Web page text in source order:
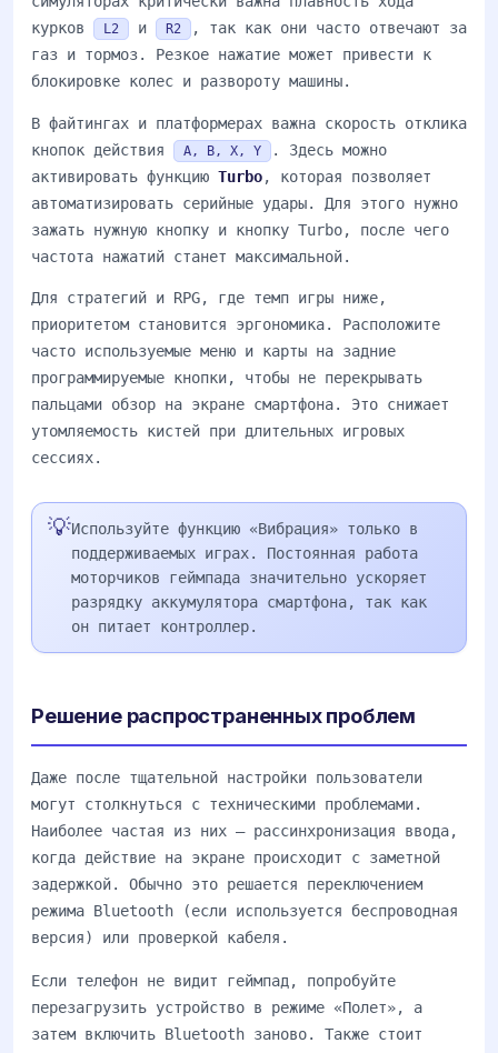
курков
L2 и R2
, так как они часто отвечают за
газ и тормоз. Резкое нажатие может привести к
блокировке колес и развороту машины.
В файтингах и платформерах важна скорость отклика
кнопок действия
A, B, X, Y
. Здесь можно
активировать функцию Turbo, которая позволяет
автоматизировать серийные удары. Для этого нужно
зажать нужную кнопку и кнопку Turbo, после чего
частота нажатий станет максимальной.
Для стратегий и RPG, где темп игры ниже,
приоритетом становится эргономика. Расположите
часто используемые меню и карты на задние
программируемые кнопки, чтобы не перекрывать
пальцами обзор на экране смартфона. Это снижает
утомляемость кистей при длительных игровых
сессиях.
💡Используйте функцию «Вибрация» только в
поддерживаемых играх. Постоянная работа
моторчиков геймпада значительно ускоряет
разрядку аккумулятора смартфона, так как
он питает контроллер.
Решение распространенных проблем
Даже после тщательной настройки пользователи
могут столкнуться с техническими проблемами.
Наиболее частая из них — рассинхронизация ввода,
когда действие на экране происходит с заметной
задержкой. Обычно это решается переключением
режима Bluetooth (если используется беспроводная
версия) или проверкой кабеля.
Если телефон не видит геймпад, попробуйте
перезагрузить устройство в режиме «Полет», а
затем включить Bluetooth заново. Также стоит